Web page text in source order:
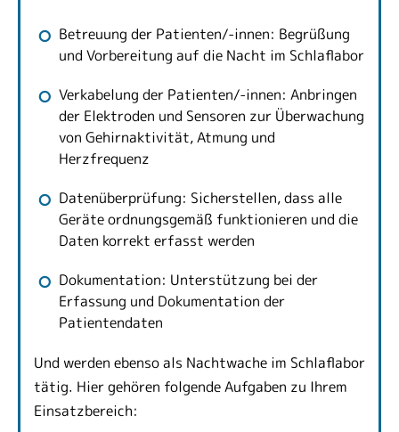
Betreuung der Patienten/-innen: Begrüßung
und Vorbereitung auf die Nacht im Schlaflabor
Verkabelung der Patienten/-innen: Anbringen
der Elektroden und Sensoren zur Überwachung
von Gehirnaktivität, Atmung und
Herzfrequenz
Datenüberprüfung: Sicherstellen, dass alle
Geräte ordnungsgemäß funktionieren und die
Daten korrekt erfasst werden
Dokumentation: Unterstützung bei der
Erfassung und Dokumentation der
Patientendaten
Und werden ebenso als Nachtwache im Schlaflabor
tätig. Hier gehören folgende Aufgaben zu Ihrem
Einsatzbereich: